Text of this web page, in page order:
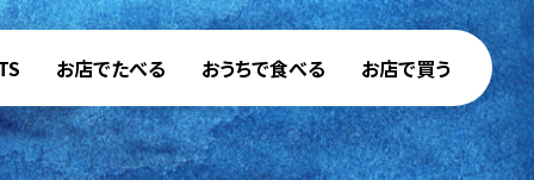
お店でたべる おうちで食べる お店で買う